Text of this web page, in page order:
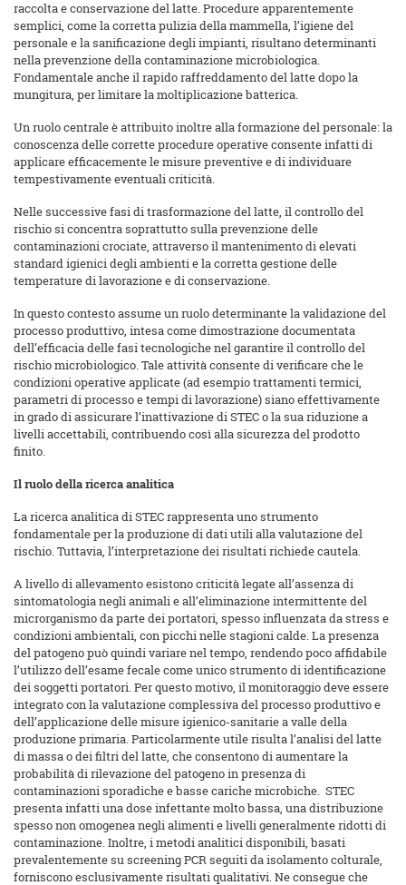
raccolta e conservazione del latte. Procedure apparentemente
semplici, come la corretta pulizia della mammella, l’igiene del
personale e la sanificazione degli impianti, risultano determinanti
nella prevenzione della contaminazione microbiologica.
Fondamentale anche il rapido raffreddamento del latte dopo la
mungitura, per limitare la moltiplicazione batterica.
Un ruolo centrale è attribuito inoltre alla formazione del personale: la
conoscenza delle corrette procedure operative consente infatti di
applicare efficacemente le misure preventive e di individuare
tempestivamente eventuali criticità.
Nelle successive fasi di trasformazione del latte, il controllo del
rischio si concentra soprattutto sulla prevenzione delle
contaminazioni crociate, attraverso il mantenimento di elevati
standard igienici degli ambienti e la corretta gestione delle
temperature di lavorazione e di conservazione.
In questo contesto assume un ruolo determinante la validazione del
processo produttivo, intesa come dimostrazione documentata
dell’efficacia delle fasi tecnologiche nel garantire il controllo del
rischio microbiologico. Tale attività consente di verificare che le
condizioni operative applicate (ad esempio trattamenti termici,
parametri di processo e tempi di lavorazione) siano effettivamente
in grado di assicurare l’inattivazione di STEC o la sua riduzione a
livelli accettabili, contribuendo così alla sicurezza del prodotto
finito.
Il ruolo della ricerca analitica
La ricerca analitica di STEC rappresenta uno strumento
fondamentale per la produzione di dati utili alla valutazione del
rischio. Tuttavia, l’interpretazione dei risultati richiede cautela.
A livello di allevamento esistono criticità legate all’assenza di
sintomatologia negli animali e all’eliminazione intermittente del
microrganismo da parte dei portatori, spesso influenzata da stress e
condizioni ambientali, con picchi nelle stagioni calde. La presenza
del patogeno può quindi variare nel tempo, rendendo poco affidabile
l’utilizzo dell’esame fecale come unico strumento di identificazione
dei soggetti portatori. Per questo motivo, il monitoraggio deve essere
integrato con la valutazione complessiva del processo produttivo e
dell’applicazione delle misure igienico-sanitarie a valle della
produzione primaria. Particolarmente utile risulta l’analisi del latte
di massa o dei filtri del latte, che consentono di aumentare la
probabilità di rilevazione del patogeno in presenza di
contaminazioni sporadiche e basse cariche microbiche. STEC
presenta infatti una dose infettante molto bassa, una distribuzione
spesso non omogenea negli alimenti e livelli generalmente ridotti di
contaminazione. Inoltre, i metodi analitici disponibili, basati
prevalentemente su screening PCR seguiti da isolamento colturale,
forniscono esclusivamente risultati qualitativi. Ne consegue che